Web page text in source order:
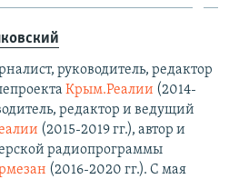
руководитель, редактор
Крым.Реалии (2014-
редактор и ведущий
(2015-2019 гг.), автор и
радиопрограммы
(2016-2020 гг.)​. С мая